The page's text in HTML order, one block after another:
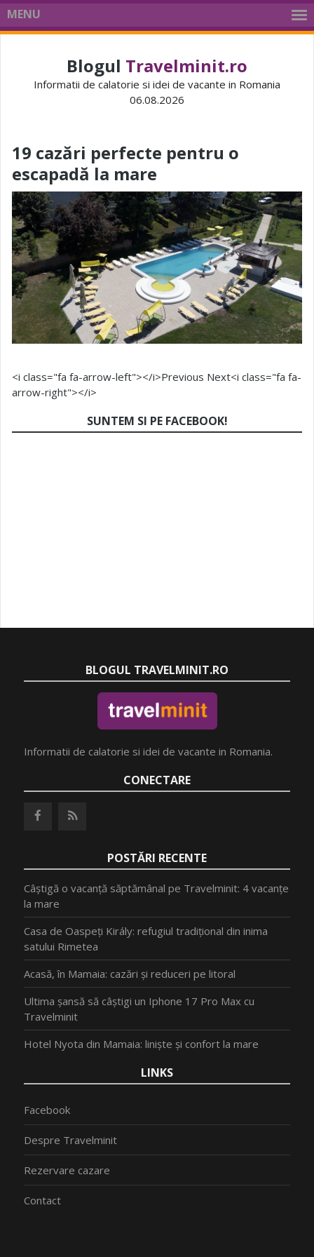
MENU
Blogul Travelminit.ro
Informatii de calatorie si idei de vacante in Romania
06.08.2026
19 cazări perfecte pentru o
escapadă la mare
<i class="fa fa-arrow-left"></i>Previous Next<i class="fa fa-
arrow-right"></i>
SUNTEM SI PE FACEBOOK!
BLOGUL TRAVELMINIT.RO
Informatii de calatorie si idei de vacante in Romania.
CONECTARE
POSTĂRI RECENTE
Câștigă o vacanță săptămânal pe Travelminit: 4 vacanțe
la mare
Casa de Oaspeți Király: refugiul tradițional din inima
satului Rimetea
Acasă, în Mamaia: cazări și reduceri pe litoral
Ultima șansă să câștigi un Iphone 17 Pro Max cu
Travelminit
Hotel Nyota din Mamaia: liniște și confort la mare
LINKS
Facebook
Despre Travelminit
Rezervare cazare
Contact